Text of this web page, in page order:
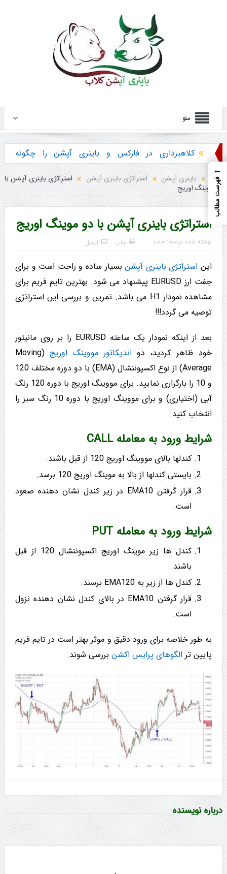
منو
کلاهبرداری در فارکس و باینری آپشن را چگونه
تشخیص دهیم ؟
هشدار در مورد خرید استراتژی ها و پکیج آموزش
باینری آپشن
خانه باینری آپشن استراتژی باینری آپشن
استراتژی باینری آپشن با
دو موینگ اوریج
استراتژی باینری آپشن با دو موینگ اوریج
نوشته شده توسط: حامد چاپ ایمیل
این استراتژی باینری آپشنبسیار ساده و راحت است و برای
جفت ارز EURUSD پیشنهاد می شود. بهترین تایم فریم برای
مشاهده نمودار H1 می باشد. تمرین و بررسی این استراتژی
توصیه می گردد!!!
بعد از اینکه نمودار یک ساعته EURUSD را بر روی مانیتور
خود ظاهر کردید، دواندیکاتور مووینگ اوریج
(Moving
Average) از نوع اکسپوننشال (EMA) با دو دوره مختلف 120
و 10 را بارگزاری نمایید. برای مووینگ اوریج با دوره 120 رنگ
آبی (اختیاری) و برای مووینگ اوریج با دوره 10 رنگ سبز را
انتخاب کنید.
شرایط ورود به معامله CALL
کندلها بالای مووینگ اوریج 120 از قبل باشند.
بایستی کندلها از بالا به موینگ اوریج 120 برسد.
قرار گرفتن EMA10 در زیر کندل نشان دهنده صعود
است.
شرایط ورود به معامله PUT
کندل ها زیر موینگ اوریج اکسپوننشال 120 از قبل
باشند.
کندل ها از زیر به EMA120 برسند.
قرار گرفتن EMA10 در بالای کندل نشان دهنده نزول
است.
به طور خلاصه برای ورود دقیق و موثر بهتر است در تایم فریم
پایین تر الگوهای پرایس اکشنبررسی شوند.
درباره نویسنده
←
فهرست مطالب